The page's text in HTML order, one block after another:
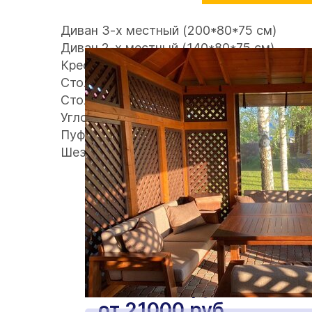
Диван 3-х местный (200*80*75 см)
Диван 2-х местный (140*80*75 см)
Кресло (80*80*75 см)
Стол журнальный (80*60*45 см)
Стол Обеденный (200*80*75 см)
Угловой Диван (200*160/80*75 см)
Пуф (80*80*42 см)
Шезлонг (200*70*42 см)
от 70000 руб.
от 49000 руб.
от 35000 руб.
от 16500руб.
от 28000 руб.
от 98000 руб.